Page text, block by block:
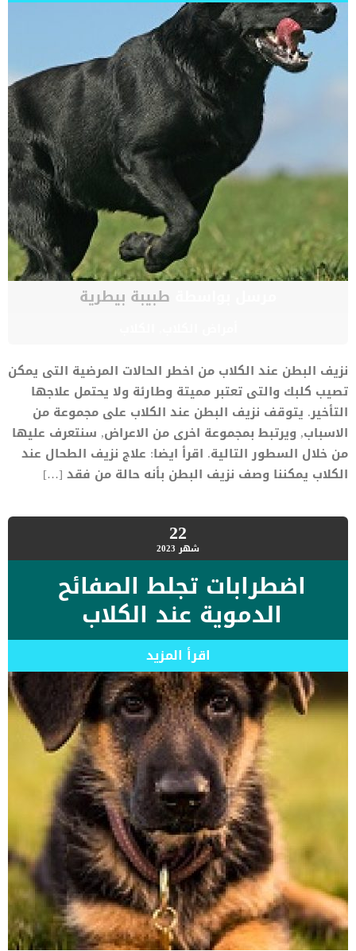
طبيبة بيطرية
نزيف البطن عند الكلاب من اخطر الحالات المرضية التى يمكن
تصيب كلبك والتى تعتبر مميتة وطارئة ولا يحتمل علاجها
التأخير. يتوقف نزيف البطن عند الكلاب على مجموعة من
الاسباب, ويرتبط بمجموعة اخرى من الاعراض, سنتعرف عليها
من خلال السطور التالية. اقرأ ايضا: علاج نزيف الطحال عند
الكلاب يمكننا وصف نزيف البطن بأنه حالة من فقد […]
22شهر 2023
اضطرابات تجلط الصفائح
الدموية عند الكلاب
اقرأ المزيد